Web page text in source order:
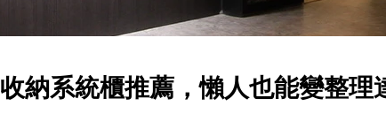
收納系統櫃推薦，懶人也能變整理